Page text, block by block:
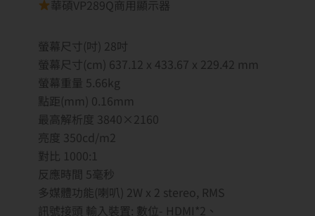
華碩VP289Q商用顯示器
螢幕尺寸(吋) 28吋
螢幕尺寸(cm) 637.12 x 433.67 x 229.42 mm
螢幕重量 5.66kg
點距(mm) 0.16mm
最高解析度 3840×2160
亮度 350cd/m2
對比 1000:1
反應時間 5毫秒
多媒體功能(喇叭) 2W x 2 stereo, RMS
訊號接頭 輸入裝置: 數位- HDMI*2、